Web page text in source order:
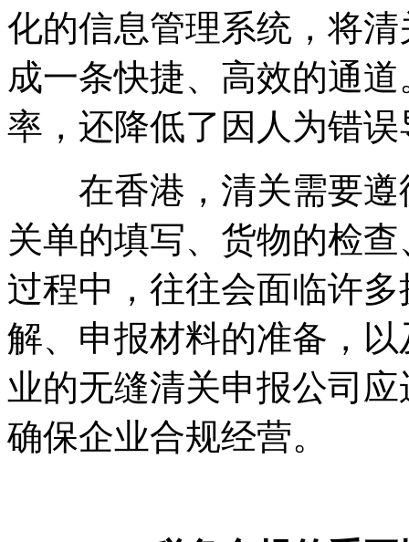
化的信息管理系统，将
成一条快捷、高效的通
率，还降低了因人为错
在香港，清关需要遵
关单的填写、货物的检
过程中，往往会面临许
解、申报材料的准备，
业的无缝清关申报公司
确保企业合规经营。